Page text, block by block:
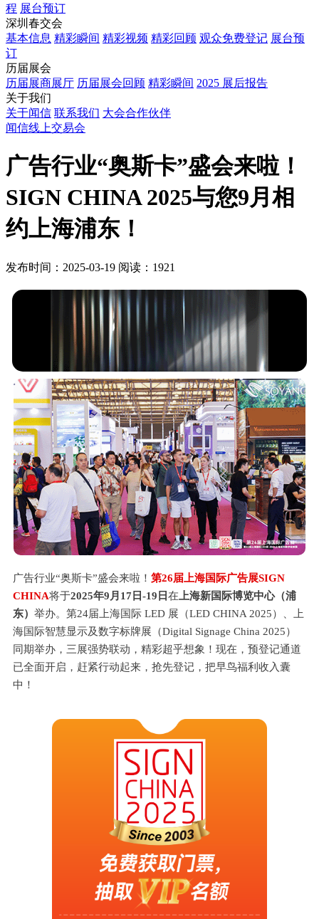
程 展台预订
深圳春交会
基本信息 精彩瞬间 精彩视频 精彩回顾 观众免费登记 展台预
订
历届展会
历届展商展厅 历届展会回顾 精彩瞬间 2025 展后报告
关于我们
关于闻信 联系我们 大会合作伙伴
闻信线上交易会
广告行业“奥斯卡”盛会来啦！
SIGN CHINA 2025与您9月相
约上海浦东！
发布时间：2025-03-19 阅读：1921
广告行业“奥斯卡”盛会来啦！ 第26届上海国际广告展SIGN
CHINA将于2025年9月17日-19日在 上海新国际博览中心（浦
东） 举办。第24届上海国际 LED 展（LED CHINA 2025）、上
海国际智慧显示及数字标牌展（Digital Signage China 2025）
同期举办，三展强势联动，精彩超乎想象！现在，预登记通道
已全面开启，赶紧行动起来，抢先登记，把早鸟福利收入囊
中！